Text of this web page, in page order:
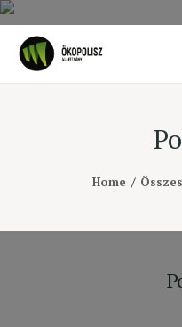
Home
Cikkek
SDG célok